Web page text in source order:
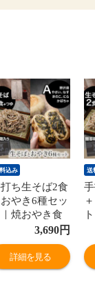
込み
ち生そば2食
おやき6種セッ
｜焼おやき食
比べ｜贈答箱
｜送料無料｜
菜 きのこ か
ちゃ なす やさ
3,690円
詳細を見る
送